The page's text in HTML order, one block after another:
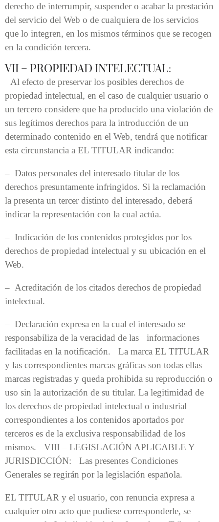
derecho de interrumpir, suspender o acabar la prestación
del servicio del Web o de cualquiera de los servicios
que lo integren, en los mismos términos que se recogen
en la condición tercera.
VII – PROPIEDAD INTELECTUAL:
Al efecto de preservar los posibles derechos de
propiedad intelectual, en el caso de cualquier usuario o
un tercero considere que ha producido una violación de
sus legítimos derechos para la introducción de un
determinado contenido en el Web, tendrá que notificar
esta circunstancia a EL TITULAR indicando:
– Datos personales del interesado titular de los
derechos presuntamente infringidos. Si la reclamación
la presenta un tercer distinto del interesado, deberá
indicar la representación con la cual actúa.
– Indicación de los contenidos protegidos por los
derechos de propiedad intelectual y su ubicación en el
Web.
– Acreditación de los citados derechos de propiedad
intelectual.
– Declaración expresa en la cual el interesado se
responsabiliza de la veracidad de las informaciones
facilitadas en la notificación. La marca EL TITULAR
y las correspondientes marcas gráficas son todas ellas
marcas registradas y queda prohibida su reproducción o
uso sin la autorización de su titular. La legitimidad de
los derechos de propiedad intelectual o industrial
correspondientes a los contenidos aportados por
terceros es de la exclusiva responsabilidad de los
mismos. VIII – LEGISLACIÓN APLICABLE Y
JURISDICCIÓN: Las presentes Condiciones
Generales se regirán por la legislación española.
EL TITULAR y el usuario, con renuncia expresa a
cualquier otro acto que pudiese corresponderle, se